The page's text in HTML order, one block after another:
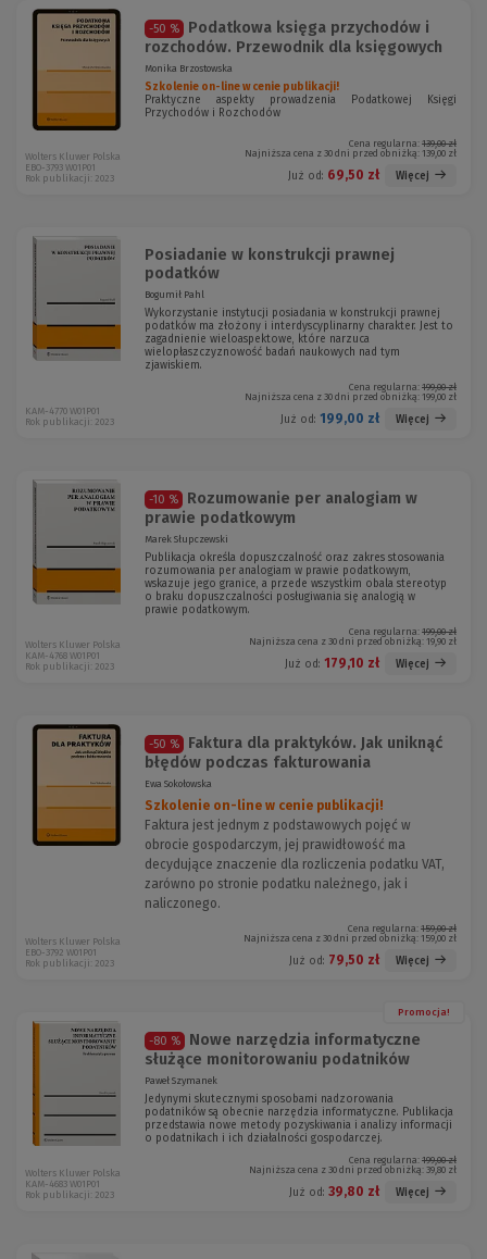
-50 %
Podatkowa księga przychodów i
rozchodów. Przewodnik dla księgowych
Monika Brzostowska
Szkolenie on-line w cenie publikacji!
Praktyczne aspekty prowadzenia Podatkowej Księgi
Przychodów i Rozchodów
Cena regularna: 139,00 zł
Najniższa cena z 30 dni przed obniżką: 139,00 zł
Już od: 69,50 zł Więcej
Wolters Kluwer Polska
EBO-3793 W01P01
Rok publikacji: 2023
Posiadanie w konstrukcji prawnej
podatków
Bogumił Pahl
Wykorzystanie instytucji posiadania w konstrukcji prawnej
podatków ma złożony i interdyscyplinarny charakter. Jest to
zagadnienie wieloaspektowe, które narzuca
wielopłaszczyznowość badań naukowych nad tym
zjawiskiem.
Cena regularna: 199,00 zł
Najniższa cena z 30 dni przed obniżką: 199,00 zł
Już od: 199,00 zł Więcej
KAM-4770 W01P01
Rok publikacji: 2023
-10 %
Rozumowanie per analogiam w
prawie podatkowym
Marek Słupczewski
Publikacja określa dopuszczalność oraz zakres stosowania
rozumowania per analogiam w prawie podatkowym,
wskazuje jego granice, a przede wszystkim obala stereotyp
o braku dopuszczalności posługiwania się analogią w
prawie podatkowym.
Cena regularna: 199,00 zł
Najniższa cena z 30 dni przed obniżką: 19,90 zł
Już od: 179,10 zł Więcej
Wolters Kluwer Polska
KAM-4768 W01P01
Rok publikacji: 2023
-50 %
Faktura dla praktyków. Jak uniknąć
błędów podczas fakturowania
Ewa Sokołowska
Szkolenie on-line w cenie publikacji!
Faktura jest jednym z podstawowych pojęć w
obrocie gospodarczym, jej prawidłowość ma
decydujące znaczenie dla rozliczenia podatku VAT,
zarówno po stronie podatku należnego, jak i
naliczonego.
Cena regularna: 159,00 zł
Najniższa cena z 30 dni przed obniżką: 159,00 zł
Już od: 79,50 zł Więcej
Wolters Kluwer Polska
EBO-3792 W01P01
Rok publikacji: 2023
Promocja!
-80 %
Nowe narzędzia informatyczne
służące monitorowaniu podatników
Paweł Szymanek
Jedynymi skutecznymi sposobami nadzorowania
podatników są obecnie narzędzia informatyczne. Publikacja
przedstawia nowe metody pozyskiwania i analizy informacji
o podatnikach i ich działalności gospodarczej.
Cena regularna: 199,00 zł
Najniższa cena z 30 dni przed obniżką: 39,80 zł
Już od: 39,80 zł Więcej
Wolters Kluwer Polska
KAM-4683 W01P01
Rok publikacji: 2023